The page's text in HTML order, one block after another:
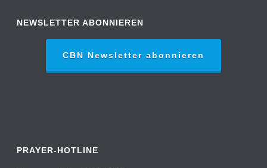
NEWSLETTER ABONNIEREN
CBN Newsletter abonnieren
PRAYER-HOTLINE